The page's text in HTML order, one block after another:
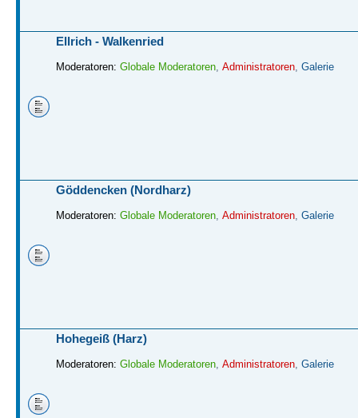
Ellrich - Walkenried
Moderatoren: Globale Moderatoren, Administratoren, Galerie
Göddencken (Nordharz)
Moderatoren: Globale Moderatoren, Administratoren, Galerie
Hohegeiß (Harz)
Moderatoren: Globale Moderatoren, Administratoren, Galerie